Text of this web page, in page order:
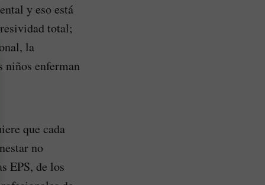
y eso está
total;
la
niños enferman
que cada
no
EPS, de los